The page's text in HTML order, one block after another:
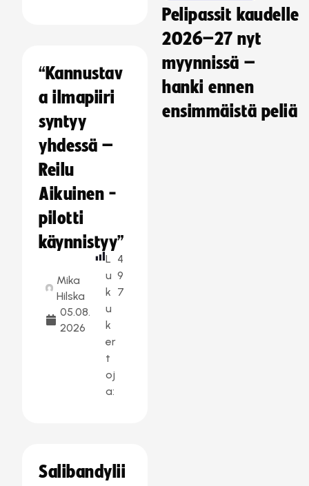
“Kannustav
a ilmapiiri
syntyy
yhdessä –
Reilu
Aikuinen -
pilotti
käynnistyy”
Mika
Hilska
05.08.
2026
L
u
k
u
k
er
t
oj
a:
4
9
7
Salibandylii
Pelipassit kaudelle
2026–27 nyt
myynnissä –
hanki ennen
ensimmäistä peliä